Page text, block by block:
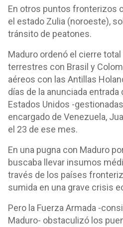
En otros puntos fronterizos
el estado Zulia (noroeste),
tránsito de peatones.
Maduro ordenó el cierre
terrestres con Brasil y
aéreos con las Antillas
días de la anunciada
Estados Unidos -
encargado de Venezuela,
el 23 de ese mes.
En una pugna con Maduro
buscaba llevar insumos
través de los países
sumida en una grave crisis
Pero la Fuerza Armada -
Maduro- obstaculizó los